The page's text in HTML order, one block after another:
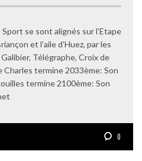
se sont alignés sur l’Etape
et l’aile d’Huez, par les
Télégraphe, Croix de
Charles termine 2033ème: Son
termine 2100ème: Son
0